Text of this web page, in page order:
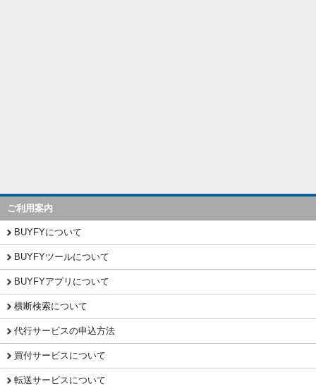
ご利用案内
BUYFYについて
BUYFYツールについて
BUYFYアプリについて
横断検索について
代行サービスの申込方法
買付サービスについて
転送サービスについて